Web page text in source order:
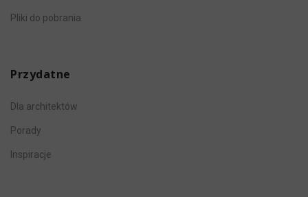
Pliki do pobrania
Przydatne
Dla architektów
Porady
Inspiracje